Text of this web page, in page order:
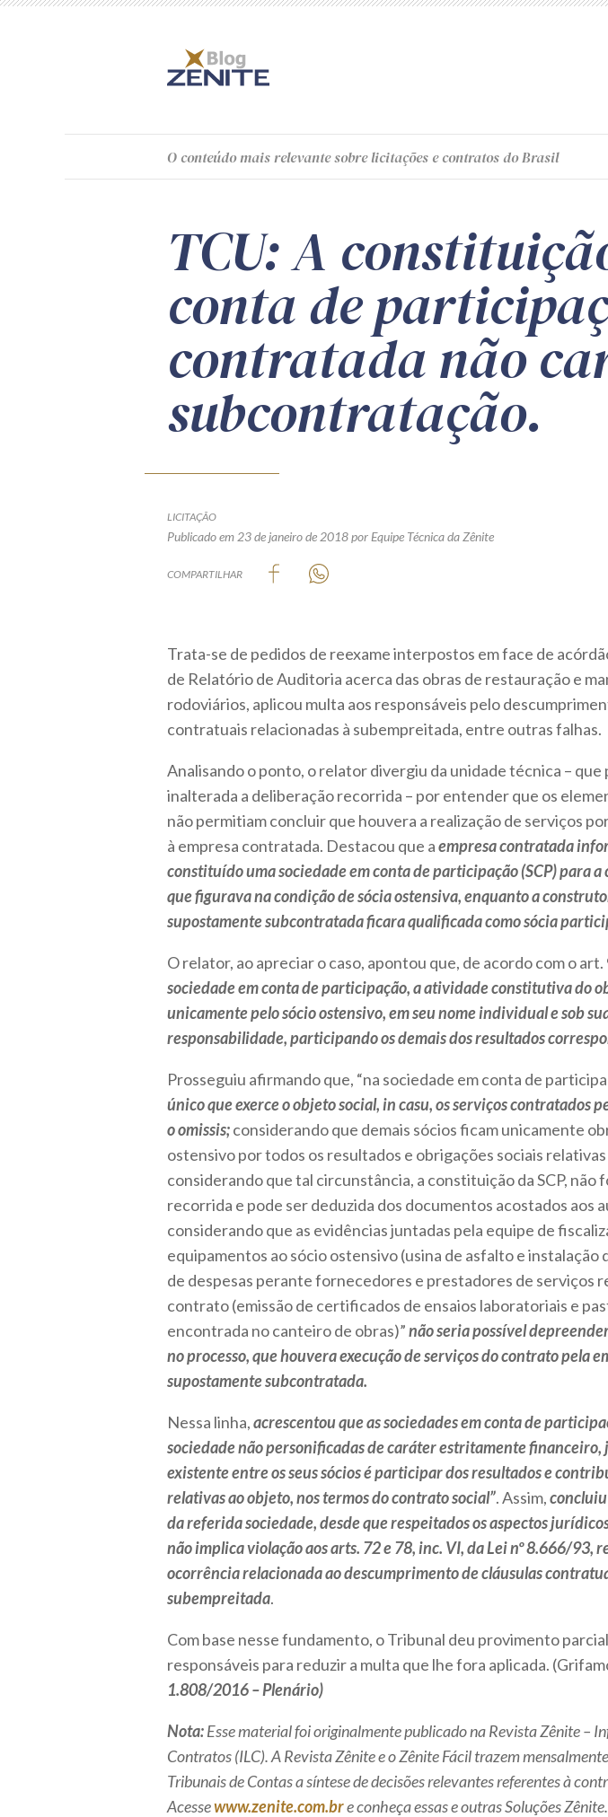
O conteúdomais relevante sobre licitações e contratos do Brasil
TCU: A
conta de
contratada não
subcontratação.
LICITAÇÃO
Publicado em 23 de janeiro de 2018por Equipe Técnica da Zênite
COMPARTILHAR
Trata-se de pedidos de reexame interpostos em face de
de Relatório de Auditoria acerca das obras de restauração e
rodoviários, aplicou multa aos responsáveis pelo
contratuais relacionadas à subempreitada, entre outras falhas.
Analisando o ponto, o relator divergiu da unidade técnica –
inalterada a deliberação recorrida – por entender que os
não permitiam concluir que houvera a realização de serviços
à empresa contratada. Destacou que aempresa contratada
constituído uma sociedade em conta de participação (SCP) para a
que figurava na condição de sócia ostensiva, enquanto a
supostamente subcontratada ficara qualificada como sócia
O relator, ao apreciar o caso, apontou que, de acordo com o art.
sociedade em conta de participação, a atividade constitutiva do
unicamente pelo sócio ostensivo, em seu nome individual e sob
responsabilidade, participando os demais dos resultados
Prosseguiu afirmando que, “na sociedade em conta de
único que exerce o objeto social,in casu, os serviços contratados
oomissis;considerando que demais sócios ficam unicamente
ostensivo por todos os resultados e obrigações sociais
considerando que tal circunstância, a constituição da SCP, não
recorrida e pode ser deduzida dos documentos acostados aos
considerando que as evidências juntadas pela equipe de
equipamentos ao sócio ostensivo (usina de asfalto e instalação
de despesas perante fornecedores e prestadores de serviços
contrato (emissão de certificados de ensaios laboratoriais e
encontrada no canteiro de obras)”não seria possível
no processo, que houvera execução de serviços do contrato pela
supostamente subcontratada.
Nessa linha,acrescentou que as sociedades em conta de
sociedade não personificadas de caráter estritamente financeiro,
existente entre os seus sócios é participar dos resultados e
relativas ao objeto, nos termos do contrato social”. Assim,
da referida sociedade, desde que respeitados os aspectos
não implica violação aos arts. 72 e 78, inc. VI, da Lei nº 8.666/93,
ocorrência relacionada ao descumprimento de cláusulas
subempreitada.
Com base nesse fundamento, o Tribunal deu provimento
responsáveis para reduzir a multa que lhe fora aplicada.
1.808/2016 – Plenário)
Nota:Esse material foi originalmente publicado na Revista Zênite –
Contratos (ILC). A Revista Zênite e o Zênite Fácil trazem
Tribunais de Contas a síntese de decisões relevantes referentes à
Acessewww.zenite.com.bre conheça essas e outras Soluções Zênite.